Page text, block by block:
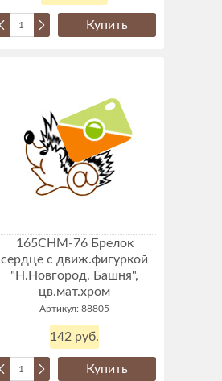
Купить
165CHM-76 Брелок
сердце с движ.фигуркой
"Н.Новгород. Башня",
цв.мат.хром
Артикул: 88805
142 руб.
Купить